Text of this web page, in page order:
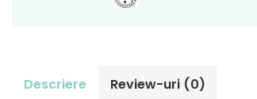
Descriere Review-uri (0)